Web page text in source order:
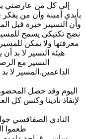
إلى كل من عارضني
بأيدي أمينة وأن من
وأن التسيير خبرة قبل
نضج تكتيكي يسمح
معرفتها ولا يمكن
هيئة التسير لا بد
التسير مع
الداعمين.المسير لا
اليوم وقد حصل
لإنقاذ نادينا وكنس كل
النادي الصفاقسي
طعموا